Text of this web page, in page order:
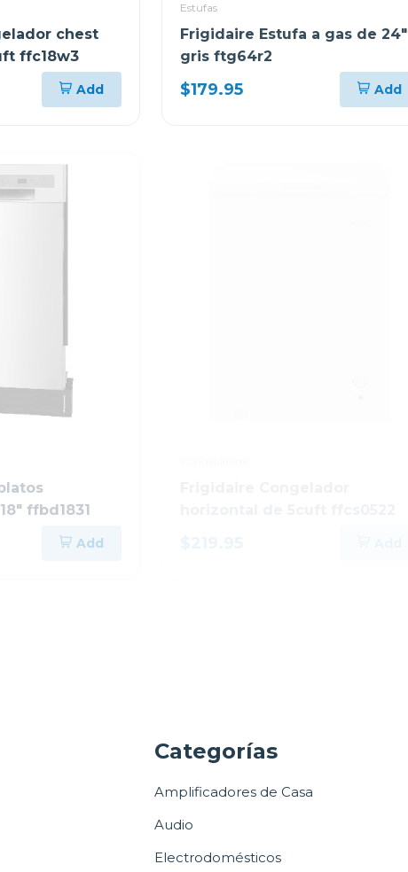
chest
ffc18w3
Add
Estufas
Frigidaire Estufa a gas de 24"
gris ftg64r2
$179.95 Add
ffbd1831
Add
Categorías
Amplificadores de Casa
Audio
Electrodomésticos